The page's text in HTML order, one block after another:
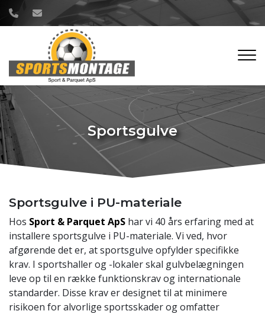
Gå
hovedindhold
Sportsgulve
Sportsgulve i PU-materiale
Hos Sport & Parquet ApS har vi 40 års erfaring med at
installere sportsgulve i PU-materiale. Vi ved, hvor
afgørende det er, at sportsgulve opfylder specifikke
krav. I sportshaller og -lokaler skal gulvbelægningen
leve op til en række funktionskrav og internationale
standarder. Disse krav er designet til at minimere
risikoen for alvorlige sportsskader og omfatter